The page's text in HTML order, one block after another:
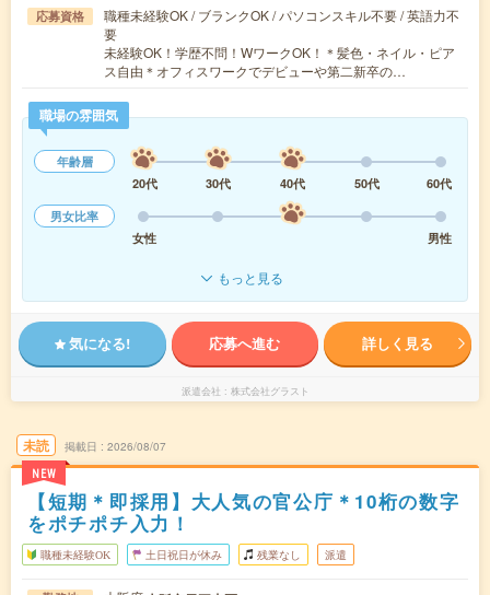
応募資格
職種未経験OK / ブランクOK / パソコンスキル不要 / 英語力不
要
未経験OK！学歴不問！WワークOK！＊髪色・ネイル・ピア
ス自由＊オフィスワークでデビューや第二新卒の…
職場の雰囲気
年齢層
20代
30代 40代 50代
60代
男女比率
女性
男性
もっと見る
気になる! 応募へ進む 詳しく見る
派遣会社 株式会社グラスト
未読
NEW
掲載日 2026/08/07
【短期＊即採用】大人気の官公庁＊10桁の数字
をポチポチ入力！
職種未経験OK 土日祝日が休み 残業なし 派遣